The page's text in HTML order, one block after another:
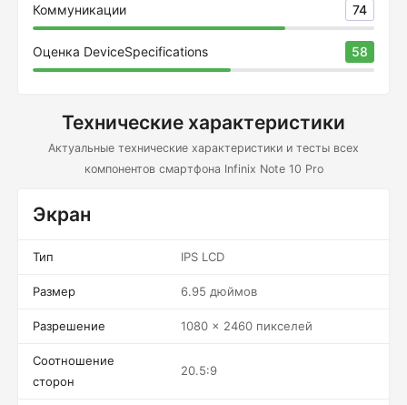
Коммуникации 74
Оценка DeviceSpecifications 58
Технические характеристики
Актуальные технические характеристики и тесты всех
компонентов смартфона Infinix Note 10 Pro
Экран
Тип IPS LCD
Размер 6.95 дюймов
Разрешение 1080 x 2460 пикселей
Соотношение
сторон
20.5:9